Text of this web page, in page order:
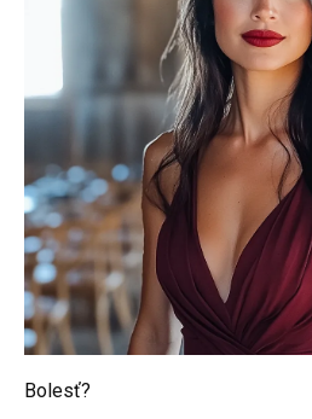
Bolesť?